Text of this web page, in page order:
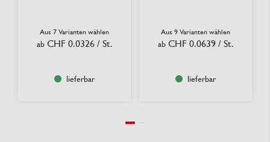
Aus 7 Varianten wählen
ab CHF 0.0326 / St.
lieferbar
Aus 9 Varianten wählen
ab CHF 0.0639 / St.
lieferbar